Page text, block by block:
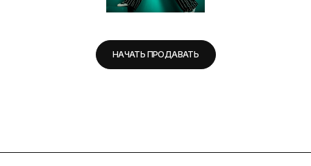
НАЧАТЬ ПРОДАВАТЬ